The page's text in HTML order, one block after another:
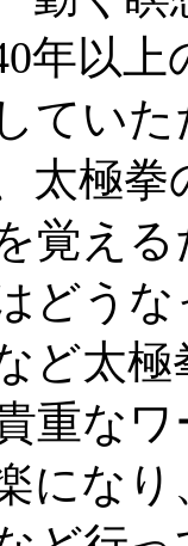
年以
てい
太極
覚え
どう
ど太
重な
にな